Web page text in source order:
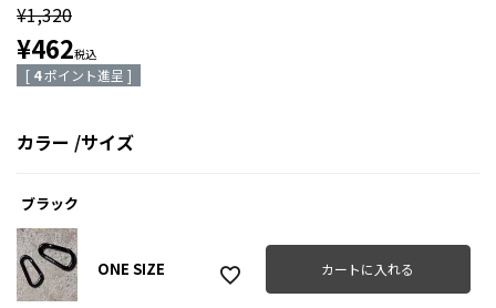
¥1,320
¥462税込
[ 4ポイント進呈 ]
カラー サイズ
ブラック
ONE SIZE カートに入れる